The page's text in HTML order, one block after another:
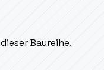
Baureihe.